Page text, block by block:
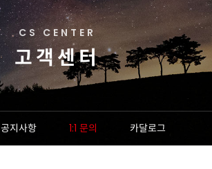
C S C E N T E R
고객센터
공지사항 1:1 문의 카달로그